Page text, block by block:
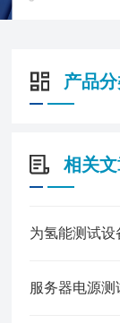
产品
相关
为氢能测试
服务器电源测